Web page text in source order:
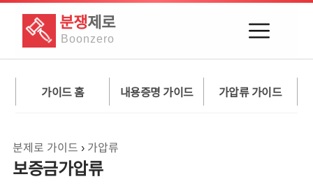
분쟁제로
Boonzero
가이드 홈 내용증명 가이드 가압류 가이드
분제로 가이드 › 가압류
보증금가압류